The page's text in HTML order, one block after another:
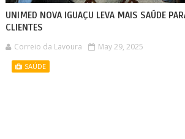
UNIMED NOVA IGUAÇU LEVA MAIS SAÚDE
CLIENTES
Correio da Lavoura May 29, 2025
SAÚDE